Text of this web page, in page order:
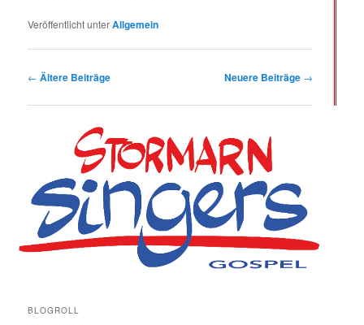
Veröffentlicht unterAllgemein
Beitrags-
← Ältere Beiträge Neuere Beiträge →
BLOGROLL